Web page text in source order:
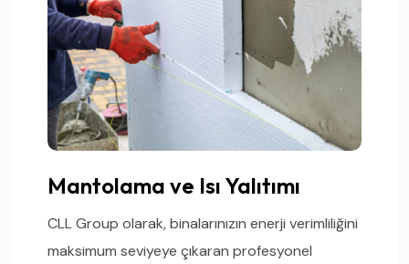
Mantolama ve Isı Yalıtımı
CLL Group olarak, binalarınızın enerji verimliliğini
maksimum seviyeye çıkaran profesyonel